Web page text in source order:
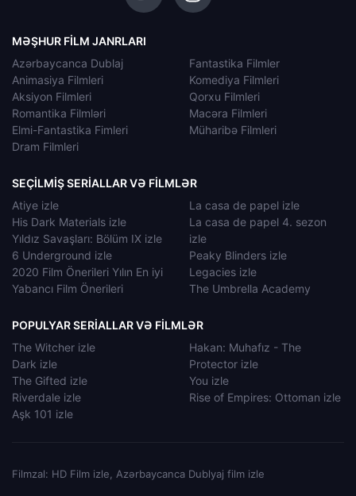
MƏŞHUR FILM JANRLARI
Azərbaycanca Dublaj
Animasiya Filmleri
Aksiyon Filmleri
Romantika Filmləri
Elmi-Fantastika Fimleri
Dram Filmleri
Fantastika Filmler
Komediya Filmleri
Qorxu Filmleri
Macəra Filmleri
Müharibə Filmleri
SEÇILMIŞ SERIALLAR VƏ FILMLƏR
Atiye izle
His Dark Materials izle
Yıldız Savaşları: Bölüm IX izle
6 Underground izle
2020 Film Önerileri Yılın En iyi
Yabancı Film Önerileri
La casa de papel izle
La casa de papel 4. sezon
izle
Peaky Blinders izle
Legacies izle
The Umbrella Academy
POPULYAR SERIALLAR VƏ FILMLƏR
The Witcher izle
Dark izle
The Gifted izle
Riverdale izle
Aşk 101 izle
Hakan: Muhafız - The
Protector izle
You izle
Rise of Empires: Ottoman izle
Filmzal: HD Film izle, Azərbaycanca Dublyaj film izle